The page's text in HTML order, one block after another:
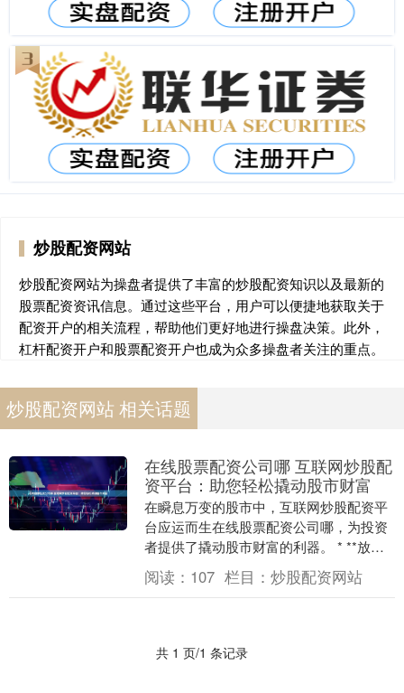
炒股配资网站
炒股配资网站为操盘者提供了丰富的炒股配资知识以及最新的
股票配资资讯信息。通过这些平台，用户可以便捷地获取关于
配资开户的相关流程，帮助他们更好地进行操盘决策。此外，
杠杆配资开户和股票配资开户也成为众多操盘者关注的重点。
炒股配资网站 相关话题
在线股票配资公司哪 互联网炒股配
资平台：助您轻松撬动股市财富
在瞬息万变的股市中，互联网炒股配资平
台应运而生在线股票配资公司哪，为投资
者提供了撬动股市财富的利器。 * **放大
收益：**杠杆化的投资可以大幅放大收
益，让投资....
阅读： 107 栏目： 炒股配资网站
共 1 页/1 条记录